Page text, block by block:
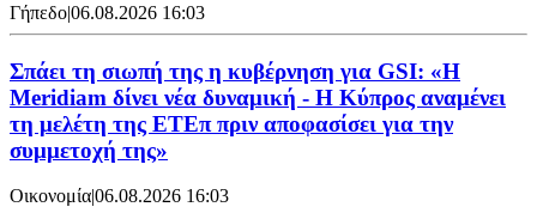
Γήπεδο|06.08.2026 16:03
Σπάει τη σιωπή της η κυβέρνηση για GSI: «Η
Meridiam δίνει νέα δυναμική - Η Κύπρος αναμένει
τη μελέτη της ΕΤΕπ πριν αποφασίσει για την
συμμετοχή της»
Οικονομία|06.08.2026 16:03